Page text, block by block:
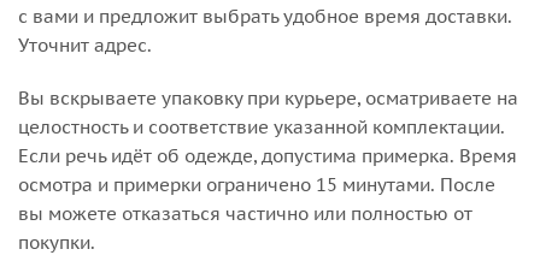
с вами и предложит выбрать удобное время доставки.
Уточнит адрес.
Вы вскрываете упаковку при курьере, осматриваете на
целостность и соответствие указанной комплектации.
Если речь идёт об одежде, допустима примерка. Время
осмотра и примерки ограничено 15 минутами. После
вы можете отказаться частично или полностью от
покупки.